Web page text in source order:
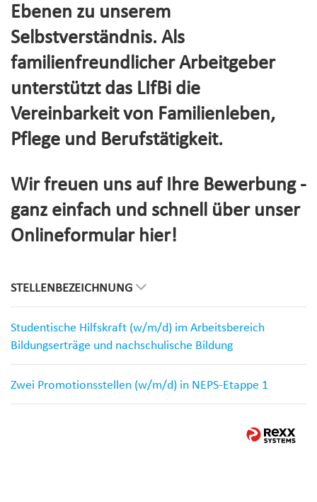
Ebenen zu unserem
Selbstverständnis. Als
familienfreundlicher Arbeitgeber
unterstützt das LIfBi die
Vereinbarkeit von Familienleben,
Pflege und Berufstätigkeit.
Wir freuen uns auf Ihre Bewerbung -
ganz einfach und schnell über unser
Onlineformular hier!
STELLENBEZEICHNUNG
Studentische Hilfskraft (w/m/d) im Arbeitsbereich
Bildungserträge und nachschulische Bildung
Zwei Promotionsstellen (w/m/d) in NEPS-Etappe 1